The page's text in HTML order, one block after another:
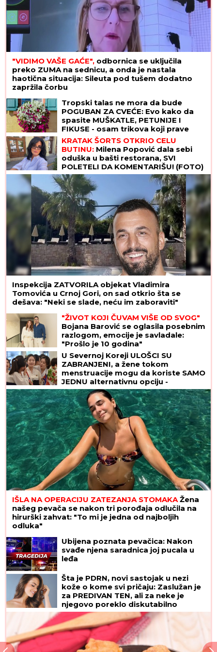
"VIDIMO VAŠE GAĆE", odbornica se uključila
preko ZUMA na sednicu, a onda je nastala
haotična situacija: Sileuta pod tušem dodatno
zapržila čorbu
Tropski talas ne mora da bude
POGUBAN ZA CVEĆE: Evo kako da
spasite MUŠKATLE, PETUNIJE I
FIKUSE - osam trikova koji prave
čudo
KRATAK ŠORTS OTKRIO CELU
BUTINU: Milena Popović dala sebi
oduška u bašti restorana, SVI
POLETELI DA KOMENTARIŠU! (FOTO)
Inspekcija ZATVORILA objekat Vladimira
Tomovića u Crnoj Gori, on sad otkrio šta se
dešava: "Neki se slade, neću im zaboraviti"
"ŽIVOT KOJI ČUVAM VIŠE OD SVOG"
Bojana Barović se oglasila posebnim
razlogom, emocije je savladale:
"Prošlo je 10 godina"
U Severnoj Koreji ULOŠCI SU
ZABRANJENI, a žene tokom
menstruacije mogu da koriste SAMO
JEDNU alternativnu opciju -
zastrašujuća pravila u svetu Kim
Džong Una
IŠLA NA OPERACIJU ZATEZANJA STOMAKAŽena
našeg pevača se nakon tri porođaja odlučila na
hirurški zahvat: "To mi je jedna od najboljih
odluka"
Ubijena poznata pevačica: Nakon
svađe njena saradnica joj pucala u
leđa
Šta je PDRN, novi sastojak u nezi
kože o kome svi pričaju: Zaslužan je
za PREDIVAN TEN, ali za neke je
njegovo poreklo diskutabilno